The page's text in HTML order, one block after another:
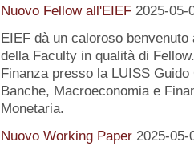
Nuovo Fellow all'EIEF 2025-05-
EIEF dà un caloroso
della Faculty in qualità di
Finanza presso la LUISS
Banche, Macroeconomia e
Monetaria.
Nuovo Working Paper 2025-05-